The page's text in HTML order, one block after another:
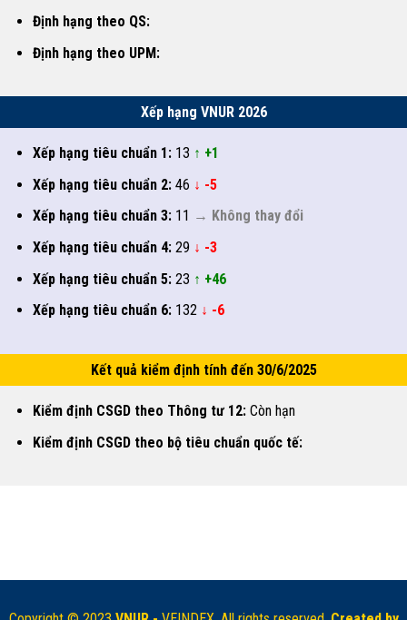
Định hạng theo QS:
Định hạng theo UPM:
Xếp hạng VNUR 2026
Xếp hạng tiêu chuẩn 1:13 ↑ +1
Xếp hạng tiêu chuẩn 2:46 ↓ -5
Xếp hạng tiêu chuẩn 3:11 → Không thay đổi
Xếp hạng tiêu chuẩn 4:29 ↓ -3
Xếp hạng tiêu chuẩn 5:23 ↑ +46
Xếp hạng tiêu chuẩn 6:132 ↓ -6
Kết quả kiểm định tính đến 30/6/2025
Kiểm định CSGD theo Thông tư 12:Còn hạn
Kiểm định CSGD theo bộ tiêu chuẩn quốc tế: